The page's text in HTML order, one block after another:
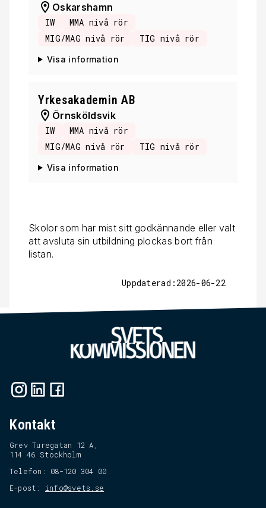
Oskarshamn
IW
MMA nivå rör
MIG/MAG nivå rör
TIG nivå rör
Visa information
Yrkesakademin AB
Örnsköldsvik
IW
MMA nivå rör
MIG/MAG nivå rör
TIG nivå rör
Visa information
Skolor som har mist sitt godkännande eller valt
att avsluta sin utbildning plockas bort från
listan.
Uppdaterad:2026-06-22
Kontakt
Grev Turegatan 12 A,
114 46 Stockholm
Telefon: 08-120 304 00
E-post: info@svets.se